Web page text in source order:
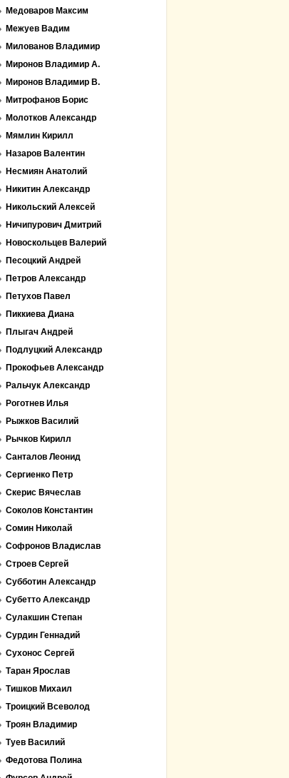
Медоваров Максим
Межуев Вадим
Милованов Владимир
Миронов Владимир А.
Миронов Владимир В.
Митрофанов Борис
Молотков Александр
Мямлин Кирилл
Назаров Валентин
Несмиян Анатолий
Никитин Александр
Никольский Алексей
Ничипурович Дмитрий
Новоскольцев Валерий
Песоцкий Андрей
Петров Александр
Петухов Павел
Пиккиева Диана
Плыгач Андрей
Подлуцкий Александр
Прокофьев Александр
Ральчук Александр
Роготнев Илья
Рыжков Василий
Рычков Кирилл
Санталов Леонид
Сергиенко Петр
Скерис Вячеслав
Соколов Константин
Сомин Николай
Софронов Владислав
Строев Сергей
Субботин Александр
Субетто Александр
Сулакшин Степан
Сурдин Геннадий
Сухонос Сергей
Таран Ярослав
Тишков Михаил
Троицкий Всеволод
Троян Владимир
Туев Василий
Федотова Полина